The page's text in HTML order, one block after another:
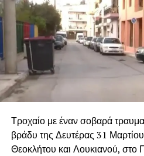
Τροχαίο με έναν σοβαρά
βράδυ της Δευτέρας 31
Θεοκλήτου και Λουκιανού, στο